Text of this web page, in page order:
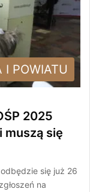
I POWIATU
2025
muszą się
się już 26
na